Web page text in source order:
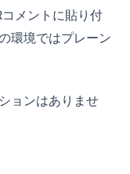
メントに貼り付
環境ではプレーン
ョンはありませ